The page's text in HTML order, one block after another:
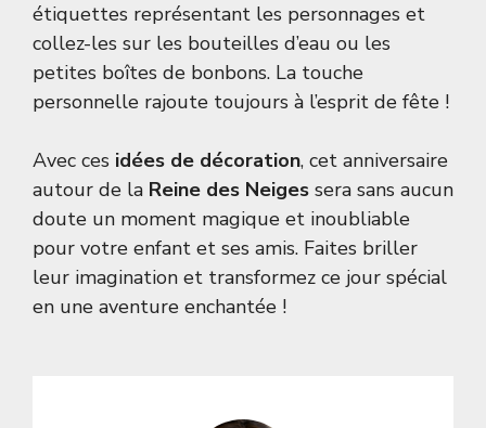
étiquettes représentant les personnages et
collez-les sur les bouteilles d’eau ou les
petites boîtes de bonbons. La touche
personnelle rajoute toujours à l’esprit de fête !
Avec ces idées de décoration, cet anniversaire
autour de la Reine des Neiges sera sans aucun
doute un moment magique et inoubliable
pour votre enfant et ses amis. Faites briller
leur imagination et transformez ce jour spécial
en une aventure enchantée !